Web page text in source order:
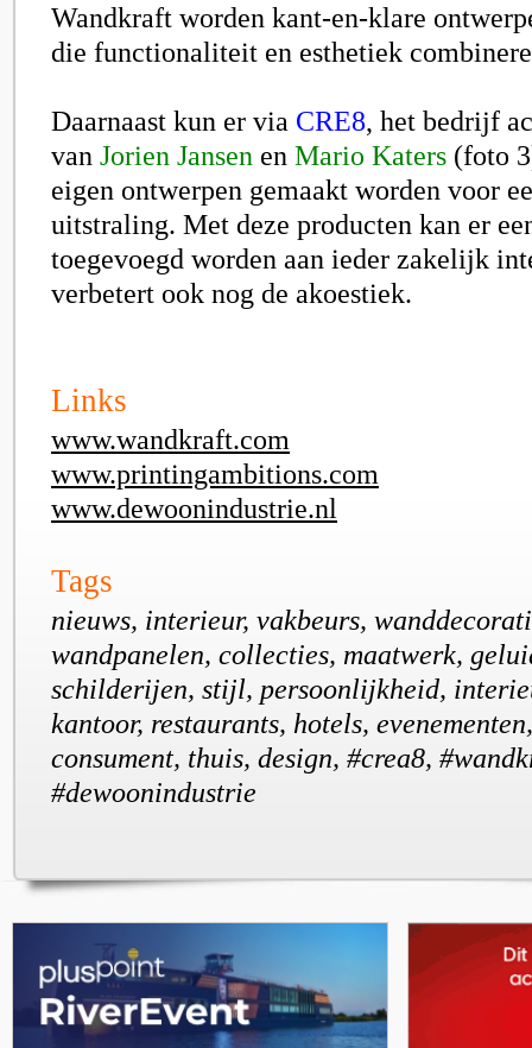
Wandkraft worden kant-en-klare
die functionaliteit en esthetiek
Daarnaast kun er via CRE8, het bedrijf
van Jorien Jansen en Mario Katers (foto
eigen ontwerpen gemaakt worden voor
uitstraling. Met deze producten kan er
toegevoegd worden aan ieder zakelijk
verbetert ook nog de akoestiek.
Links
www.wandkraft.com
www.printingambitions.com
www.dewoonindustrie.nl
Tags
nieuws, interieur, vakbeurs,
wandpanelen, collecties, maatwerk,
schilderijen, stijl, persoonlijkheid,
kantoor, restaurants, hotels,
consument, thuis, design, #crea8,
#dewoonindustrie